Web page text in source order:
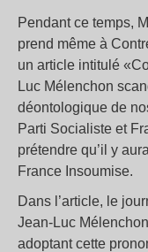
Pendant ce temps,
prend même à
un article intitulé
Luc Mélenchon
déontologique de
Parti Socialiste et
prétendre qu’il y
France Insoumise.
Dans l’article, le
Jean-Luc
adoptant cette